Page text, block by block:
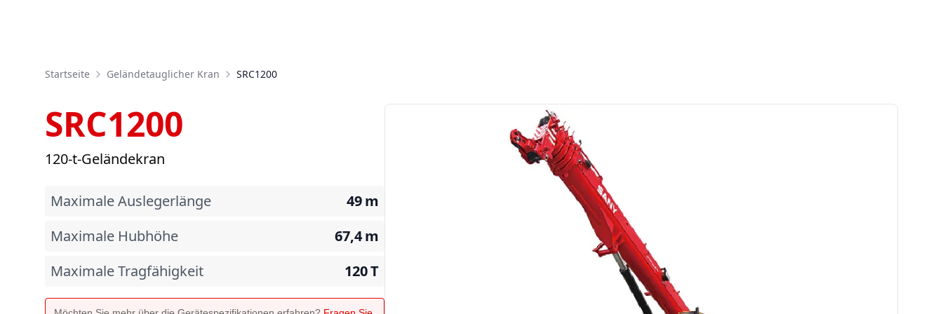
Startseite Geländetauglicher Kran SRC1200
SRC1200
120-t-Geländekran
Maximale Auslegerlänge 49m
Maximale Hubhöhe
67,4m
Maximale Tragfähigkeit
120T